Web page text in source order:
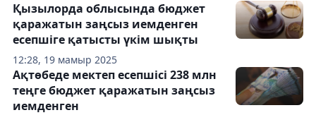
12:28, 19 мамыр 2025
Қызылорда облысында бюджет
қаражатын заңсыз иемденген
есепшіге қатысты үкім шықты
Ақтөбеде мектеп есепшісі 238 млн
теңге бюджет қаражатын заңсыз
иемденген